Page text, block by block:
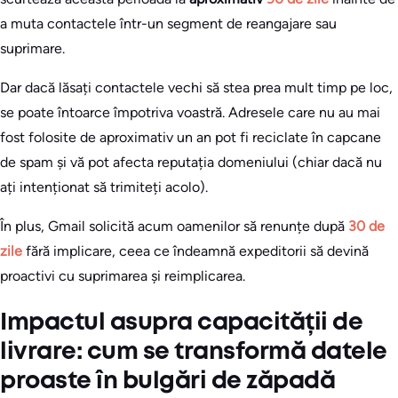
a muta contactele într-un segment de reangajare sau
suprimare.
Dar dacă lăsați contactele vechi să stea prea mult timp pe loc,
se poate întoarce împotriva voastră. Adresele care nu au mai
fost folosite de aproximativ un an pot fi reciclate în capcane
de spam și vă pot afecta reputația domeniului (chiar dacă nu
ați intenționat să trimiteți acolo).
În plus, Gmail solicită acum oamenilor să renunțe după 30 de
zile fără implicare, ceea ce îndeamnă expeditorii să devină
proactivi cu suprimarea și reimplicarea.
Impactul asupra capacității de
livrare: cum se transformă datele
proaste în bulgări de zăpadă